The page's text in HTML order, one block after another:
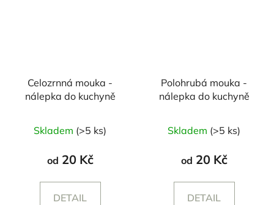
Celozrnná mouka -
nálepka do kuchyně
Skladem (>5 ks)
od 20 Kč
DETAIL
Polohrubá mouka -
nálepka do kuchyně
Skladem (>5 ks)
od 20 Kč
DETAIL